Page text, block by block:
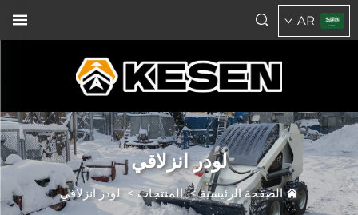
AR
لودر انزلاقي
الصفحة الرئيسية>المنتجات> لودر انزلاقي